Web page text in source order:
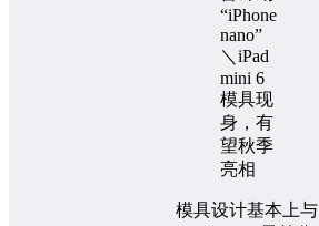
模具设计基本上与